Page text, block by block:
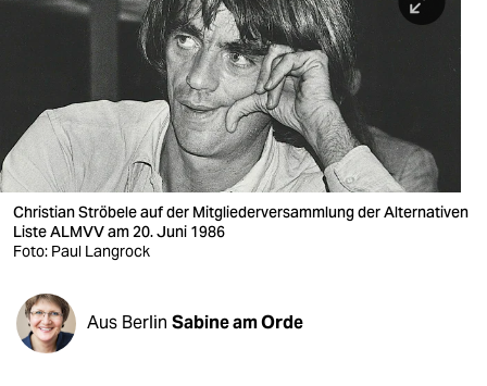
wahrheit
verlag
verlag
veranstaltungen
shop
fragen & hilfe
unterstützen
Christian Ströbele auf der Mitgliederversammlung der Alter­nativen
Liste AL­MVV am 20. Juni 1986
Foto: Paul Langrock
Aus Berlin Sabine am Orde